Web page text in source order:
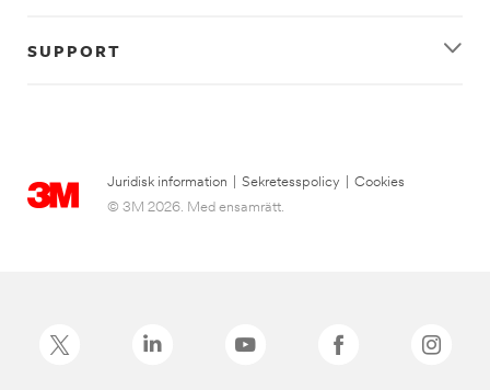
SUPPORT
Juridisk information Sekretesspolicy
Cookies
© 3M 2026. Med ensamrätt.